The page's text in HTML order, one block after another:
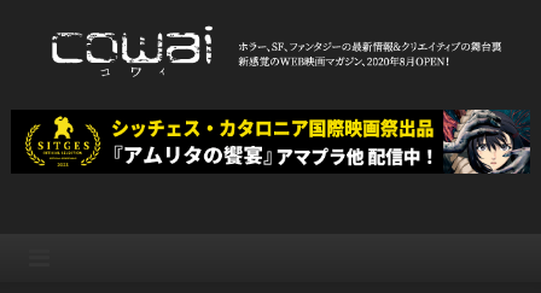
WEB映画マガジン「cowai コ
ワイ」